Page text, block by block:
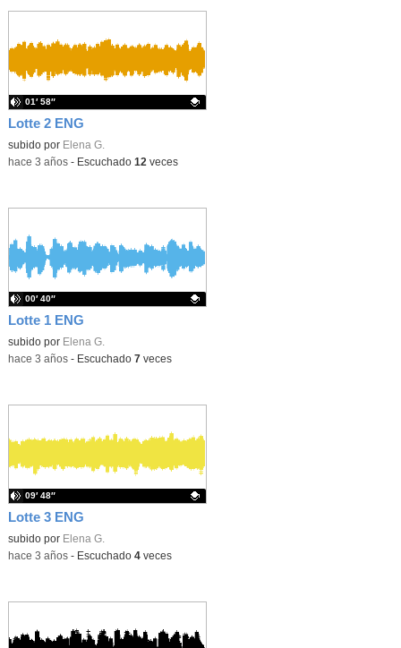
Lotte 2 ENG
Contenido educativo.
subido por Elena G.
01′ 58″
-hace 3 años- Escuchado 12veces
Lotte 1 ENG
Contenido educativo.
subido por Elena G.
00′ 40″
-hace 3 años- Escuchado 7 veces
Lotte 3 ENG
Contenido educativo.
subido por Elena G.
09′ 48″
-hace 3 años- Escuchado 4veces